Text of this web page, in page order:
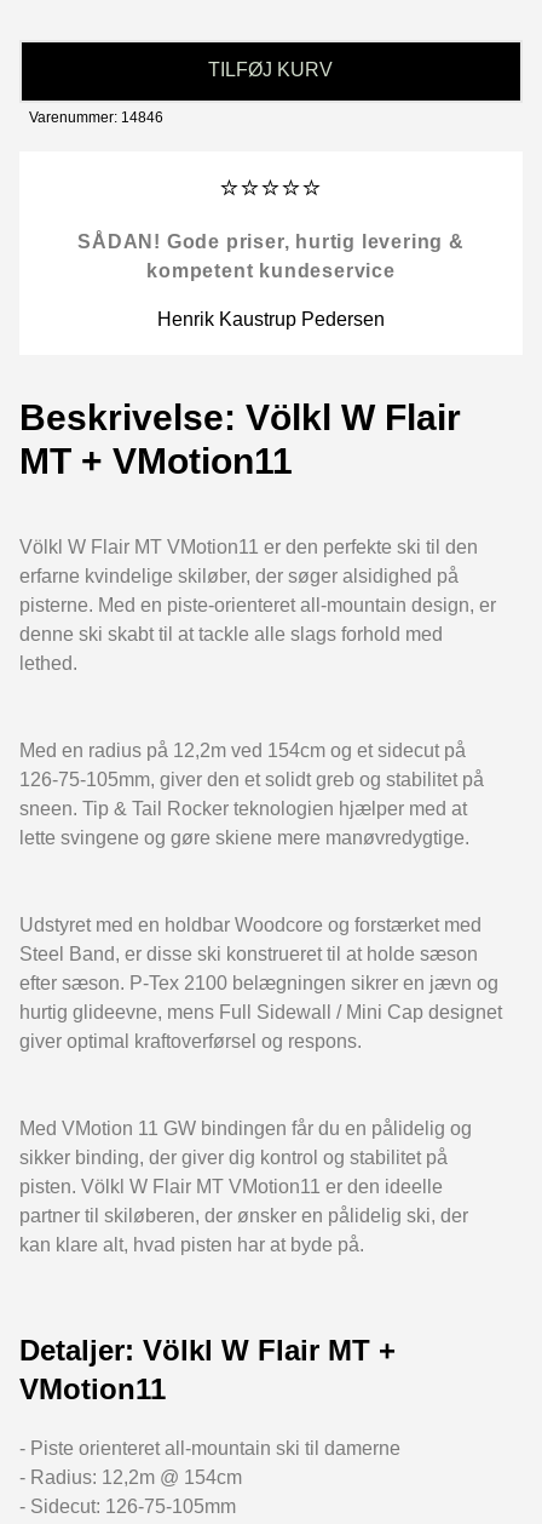
TILFØJ KURV
Varenummer: 14846
⭐⭐⭐⭐⭐
SÅDAN! Gode priser, hurtig levering &
kompetent kundeservice
Henrik Kaustrup Pedersen
Beskrivelse: Völkl W Flair
MT + VMotion11
Völkl W Flair MT VMotion11 er den perfekte ski til den
erfarne kvindelige skiløber, der søger alsidighed på
pisterne. Med en piste-orienteret all-mountain design, er
denne ski skabt til at tackle alle slags forhold med
lethed.
Med en radius på 12,2m ved 154cm og et sidecut på
126-75-105mm, giver den et solidt greb og stabilitet på
sneen. Tip & Tail Rocker teknologien hjælper med at
lette svingene og gøre skiene mere manøvredygtige.
Udstyret med en holdbar Woodcore og forstærket med
Steel Band, er disse ski konstrueret til at holde sæson
efter sæson. P-Tex 2100 belægningen sikrer en jævn og
hurtig glideevne, mens Full Sidewall / Mini Cap designet
giver optimal kraftoverførsel og respons.
Med VMotion 11 GW bindingen får du en pålidelig og
sikker binding, der giver dig kontrol og stabilitet på
pisten. Völkl W Flair MT VMotion11 er den ideelle
partner til skiløberen, der ønsker en pålidelig ski, der
kan klare alt, hvad pisten har at byde på.
Detaljer: Völkl W Flair MT +
VMotion11
- Piste orienteret all-mountain ski til damerne
- Radius: 12,2m @ 154cm
- Sidecut: 126-75-105mm